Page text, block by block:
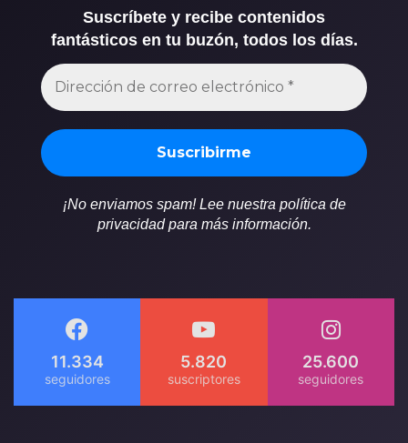
Suscríbete y recibe contenidos
fantásticos en tu buzón, todos los días.
¡No enviamos spam! Lee nuestra política de
privacidad para más información.
11.334 5.820 25.600